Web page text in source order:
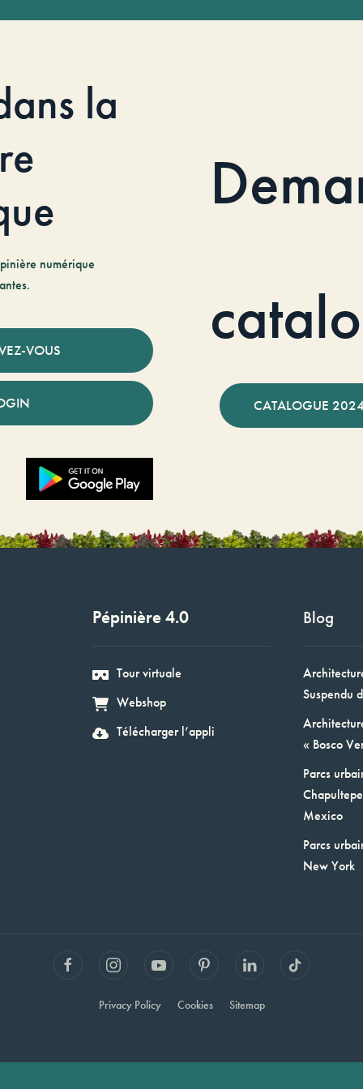
la
numérique
VOUS
CATALOGUE
Pépinière 4.0
Tour virtuale
Webshop
Télécharger l’appli
Blog
Suspendu
« Bosco
Parcs
Mexico
Parcs
New York
Privacy Policy Cookies Sitemap